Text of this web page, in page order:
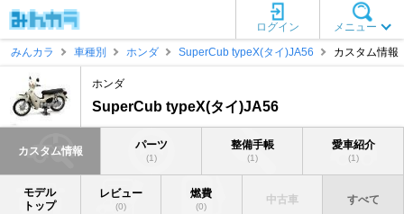
メニュー
ログイン
みんカラ
車種別 ホンダ SuperCub typeX(タイ)JA56 カスタム情報
ホンダ
SuperCub typeX(タイ)JA56
カスタム情報 パーツ
(1)
整備手帳
(1)
愛車紹介
(1)
モデル
トップ
レビュー
(0)
燃費
(0)
中古車 すべて